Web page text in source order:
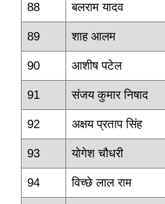
88 बलराम यादव
89 शाह आलम
90 आशीष पटेल
91 संजय कुमार निषाद
92 अक्षय प्रताप सिंह
93 योगेश चौधरी
94 विच्‍छे लाल राम